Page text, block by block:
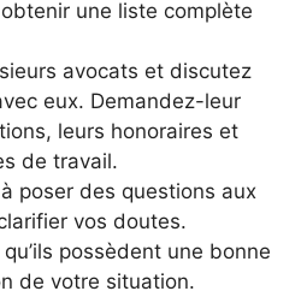
une liste complète
avocats et discutez
eux. Demandez-leur
leurs honoraires et
de travail.
poser des questions aux
vos doutes.
possèdent une bonne
de votre situation.